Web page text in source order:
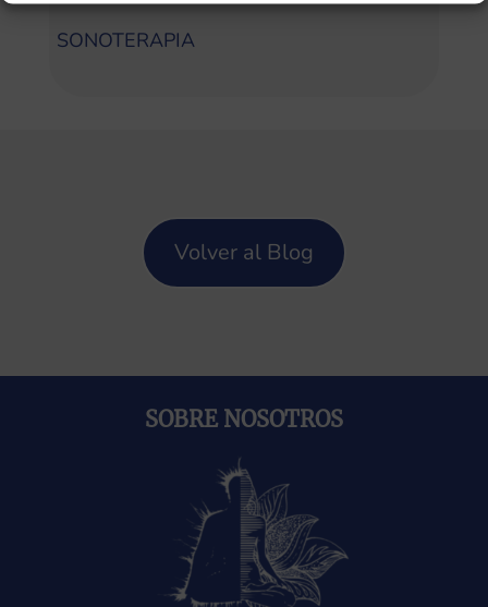
SONOTERAPIA
Volver al Blog
SOBRE NOSOTROS